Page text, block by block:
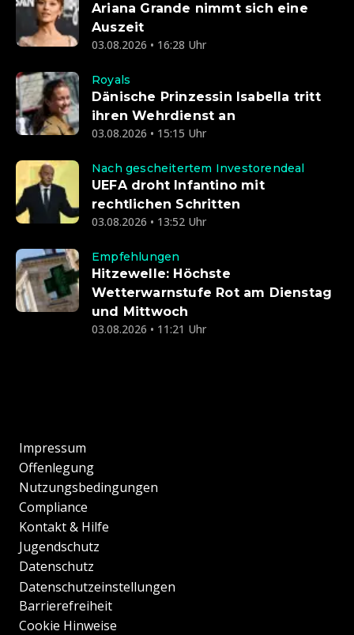
Ariana Grande nimmt sich eine
Auszeit
03.08.2026 • 16:28 Uhr
Royals
Dänische Prinzessin Isabella tritt
ihren Wehrdienst an
03.08.2026 • 15:15 Uhr
Nach gescheitertem Investorendeal
UEFA droht Infantino mit
rechtlichen Schritten
03.08.2026 • 13:52 Uhr
Empfehlungen
Hitzewelle: Höchste
Wetterwarnstufe Rot am Dienstag
und Mittwoch
03.08.2026 • 11:21 Uhr
Impressum
Offenlegung
Nutzungsbedingungen
Compliance
Kontakt & Hilfe
Jugendschutz
Datenschutz
Datenschutzeinstellungen
Barrierefreiheit
Cookie Hinweise